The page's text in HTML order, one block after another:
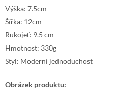
Výška: 7.5cm
Šířka: 12cm
Rukojeť: 9.5 cm
Hmotnost: 330g
Styl: Moderní jednoduchost
Obrázek produktu: